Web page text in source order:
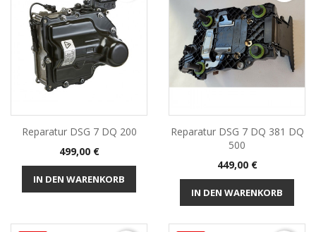
Reparatur DSG 7 DQ 200
Preis
499,00 €
IN DEN WARENKORB
Reparatur DSG 7 DQ 381 DQ
500
Preis
449,00 €
IN DEN WARENKORB